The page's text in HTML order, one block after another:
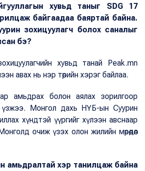
хувьд таныг SDG 17
байгаадаа баяртай байна.
зохицуулагч болох саналыг
бэ?
хувьд танай Peak.mn
авах нь нэр төрийн хэрэг байлаа.
амьдрах болон аялах зорилгоор
Монгол дахь НҮБ-ын Суурин
хүндтэй үүргийг хүлээн авснаар
очиж үзэх олон жилийн мөрөөдөл
амьдралтай хэр танилцаж байна